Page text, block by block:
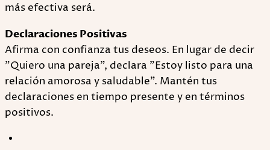
más efectiva será.
Declaraciones Positivas
Afirma con confianza tus deseos. En lugar de decir
"Quiero una pareja", declara "Estoy listo para una
relación amorosa y saludable". Mantén tus
declaraciones en tiempo presente y en términos
positivos.